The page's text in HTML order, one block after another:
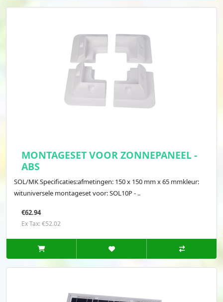
MONTAGESET VOOR ZONNEPANEEL -
ABS
SOL/MK Specificaties:afmetingen: 150 x 150 mm x 65 mmkleur:
wituniversele montageset voor: SOL10P - ..
€62.94
Ex Tax: €52.02